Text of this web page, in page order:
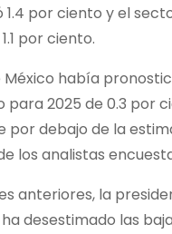
1.4 por ciento y el
por ciento.
México había
para 2025 de 0.3 por
por debajo de la
los analistas
anteriores, la
desestimado las